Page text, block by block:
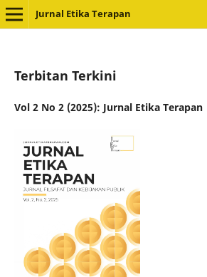
Jurnal Etika Terapan
Terbitan Terkini
Vol 2 No 2 (2025): Jurnal Etika Terapan